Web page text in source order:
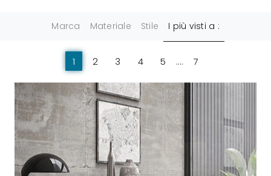
Marca Materiale Stile I più visti a :
1 2 3 4 5 .... 7